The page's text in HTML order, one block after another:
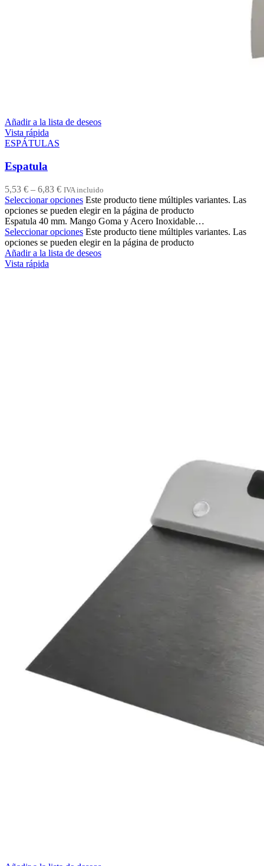
Añadir a la lista de deseos
Vista rápida
ESPÁTULAS
Espatula
5,53 € – 6,83 € IVA incluido
Seleccionar opciones Este producto tiene múltiples variantes. Las
opciones se pueden elegir en la página de producto
Espatula 40 mm. Mango Goma y Acero Inoxidable…
Seleccionar opciones Este producto tiene múltiples variantes. Las
opciones se pueden elegir en la página de producto
Añadir a la lista de deseos
Vista rápida